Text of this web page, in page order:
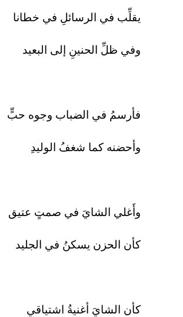
يقلِّب في الرسائلِ في خطانا
وفي ظلِّ الحنينِ إلى البعيد
فأرسمُ في الضباب وجوه حبٍّ
وأحضنه كما شغفُ الوليدِ
وأَغلي الشايَ في صمتٍ عتيق
كأن الحزن يسكنُ في الجليد
كأن الشايَ أغنيةُ اشتياقي